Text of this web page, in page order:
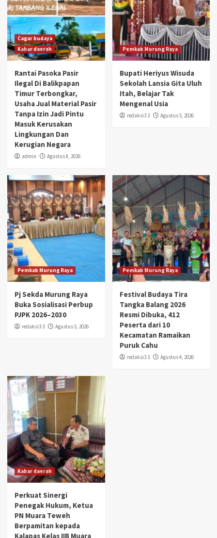
Cagar budaya
Kabar daerah
Rantai Pasoka Pasir
Ilegal Di Balikpapan
Timur Terbongkar,
Usaha Jual Material Pasir
Tanpa Izin Jadi Pintu
Masuk Kerusakan
Lingkungan Dan
Kerugian Negara
admin Agustus 8, 2026
Pemkab Murung Raya
Bupati Heriyus Wisuda
Sekolah Lansia Gita Uluh
Itah, Belajar Tak
Mengenal Usia
redaksi3 3 Agustus 5, 2026
Pemkab Murung Raya
Pj Sekda Murung Raya
Buka Sosialisasi Perbup
PJPK 2026–2030
redaksi3 3 Agustus 5, 2026
Pemkab Murung Raya
Festival Budaya Tira
Tangka Balang 2026
Resmi Dibuka, 412
Peserta dari 10
Kecamatan Ramaikan
Puruk Cahu
redaksi3 3 Agustus 4, 2026
Kabar daerah
Perkuat Sinergi
Penegak Hukum, Ketua
PN Muara Teweh
Berpamitan kepada
Kalapas Kelas IIB Muara